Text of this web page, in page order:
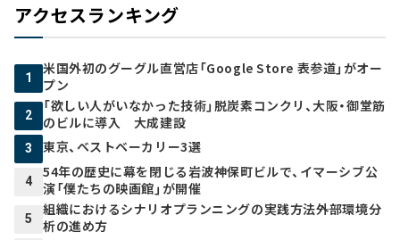
アクセスランキング
1
米国外初のグーグル直営店「Google Store 表参道」がオー
プン
2
「欲しい人がいなかった技術」脱炭素コンクリ、大阪・御堂筋
のビルに導入 大成建設
3 東京、ベストベーカリー3選
4
54年の歴史に幕を閉じる岩波神保町ビルで、イマーシブ公
演「僕たちの映画館」が開催
5
組織におけるシナリオプランニングの実践方法――外部環境分
析の進め方